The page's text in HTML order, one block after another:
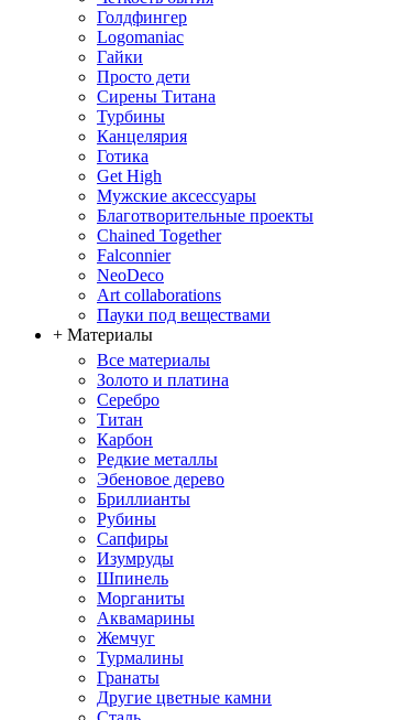
Голдфингер
Logomaniac
Гайки
Просто дети
Сирены Титана
Турбины
Канцелярия
Готика
Get High
Мужские аксессуары
Благотворительные проекты
Chained Together
Falconnier
NeoDeco
Аrt collaborations
Пауки под веществами
+ Материалы
Все материалы
Золото и платина
Серебро
Титан
Карбон
Редкие металлы
Эбеновое дерево
Бриллианты
Рубины
Сапфиры
Изумруды
Шпинель
Морганиты
Аквамарины
Жемчуг
Турмалины
Гранаты
Другие цветные камни